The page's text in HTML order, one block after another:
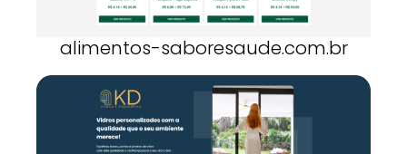
alimentos-saboresaude.com.br